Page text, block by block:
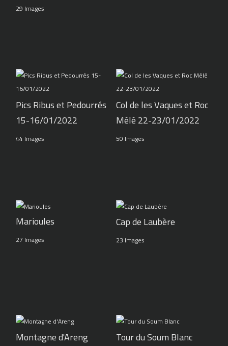
29 Images
Pics Ribus et Pedourrés
15-16/01/2022
44 Images
Col de les Vaques et Roc
Mélé 22-23/01/2022
50 Images
Marioules
27 Images
Cap de Laubère
23 Images
Montagne d'Areng Tour du Soum Blanc